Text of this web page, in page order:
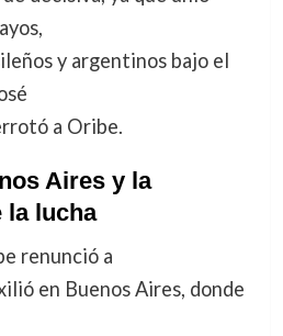
y argentinos bajo el
a Oribe.
Aires y la
la lucha
renunció a
en Buenos Aires, donde